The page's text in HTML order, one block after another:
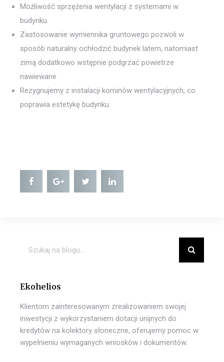
Możliwość sprzężenia wentylacji z systemami w
budynku
Zastosowanie wymiennika gruntowego pozwoli w
sposób naturalny ochłodzić budynek latem, natomiast
zimą dodatkowo wstępnie podgrzać powietrze
nawiewane
Rezygnujemy z instalacji kominów wentylacyjnych, co
poprawia estetykę budynku
Ekohelios
Klientom zainteresowanym zrealizowaniem swojej
inwestycji z wykorzystaniem dotacji unijnych do
kredytów na kolektory słoneczne, oferujemy pomoc w
wypełnieniu wymaganych wniosków i dokumentów.